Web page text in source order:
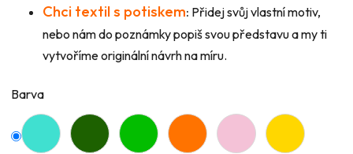
Chci textil s potiskem: Přidej svůj vlastní motiv,
nebo nám do poznámky popiš svou představu a my ti
vytvoříme originální návrh na míru.
Barva